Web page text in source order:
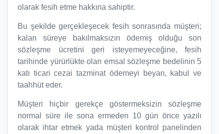
olarak fesih etme hakkına sahiptir.
Bu şekilde gerçekleşecek fesih sonrasında müşteri;
kalan süreye bakılmaksızın ödemiş olduğu son
sözleşme ücretini geri isteyemeyeceğine, fesih
tarihinde yürürlükte olan emsal sözleşme bedelinin 5
katı ticari cezai tazminat ödemeyi beyan, kabul ve
taahhüt eder.
Müşteri hiçbir gerekçe göstermeksizin sözleşme
normal süre ile sona ermeden 10 gün önce yazılı
olarak ihtar etmek yada müşteri kontrol panelinden